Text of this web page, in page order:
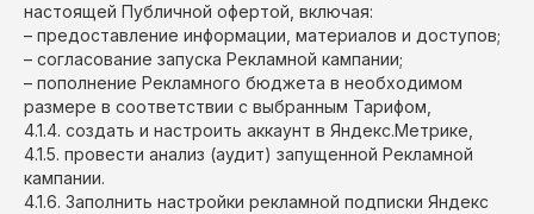
настоящей Публичной офертой, включая:
– предоставление информации, материалов и доступов;
– согласование запуска Рекламной кампании;
– пополнение Рекламного бюджета в необходимом
размере в соответствии с выбранным Тарифом,
4.1.4. создать и настроить аккаунт в Яндекс.Метрике,
4.1.5. провести анализ (аудит) запущенной Рекламной
кампании.
4.1.6. Заполнить настройки рекламной подписки Яндекс